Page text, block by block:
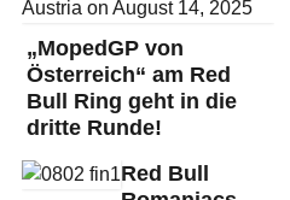
„MopedGP von
Österreich“ am Red
Bull Ring geht in die
dritte Runde!
Red Bull